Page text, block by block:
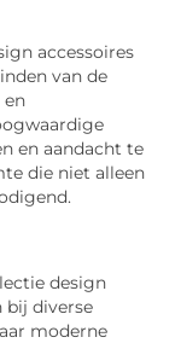
accessoires
van de
en
en aandacht te
die niet alleen
design
bij diverse
moderne